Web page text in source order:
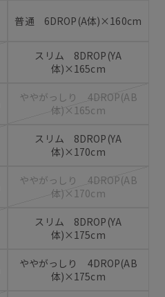
普通 6DROP(A体)×160cm
スリム 8DROP(YA
体)×165cm
ややがっしり 4DROP(AB
体)×165cm
スリム 8DROP(YA
体)×170cm
ややがっしり 4DROP(AB
体)×170cm
スリム 8DROP(YA
体)×175cm
ややがっしり 4DROP(AB
体)×175cm